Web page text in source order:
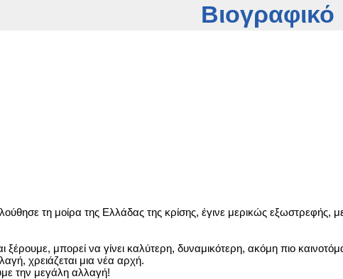
Βιογραφικό
τη μοίρα της Ελλάδας της κρίσης, έγινε μερικώς
μπορεί να γίνει καλύτερη, δυναμικότερη, ακόμη πιο
χρειάζεται μια νέα αρχή.
την μεγάλη αλλαγή!